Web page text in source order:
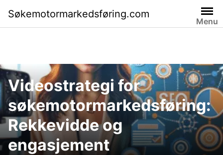
content
Søkemotormarkedsføring.com
Menu
Videostrategi for
søkemotormarkedsføring:
Rekkevidde og
engasjement